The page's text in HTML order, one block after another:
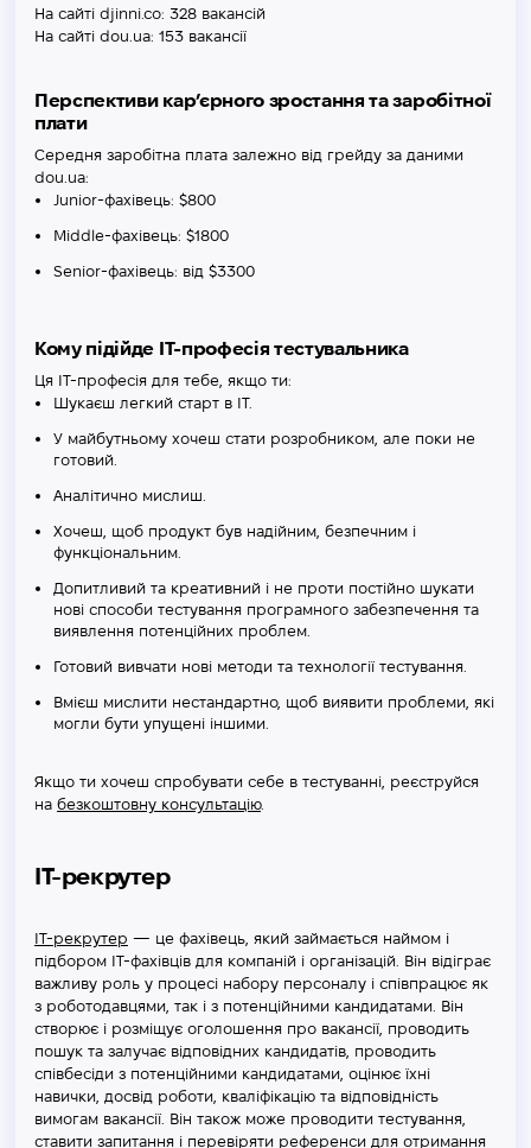
На сайті djinni.co: 328 вакансій
На сайті dou.ua: 153 вакансії
Перспективи кар’єрного зростання та заробітної
плати
Середня заробітна плата залежно від грейду за даними
dou.ua:
Junior-фахівець: $800
Middle-фахівець: $1800
Senior-фахівець: від $3300
Кому підійде IT-професія тестувальника
Ця IT-професія для тебе, якщо ти:
Шукаєш легкий старт в IT.
У майбутньому хочеш стати розробником, але поки не
готовий.
Аналітично мислиш.
Хочеш, щоб продукт був надійним, безпечним і
функціональним.
Допитливий та креативний і не проти постійно шукати
нові способи тестування програмного забезпечення та
виявлення потенційних проблем.
Готовий вивчати нові методи та технології тестування.
Вмієш мислити нестандартно, щоб виявити проблеми, які
могли бути упущені іншими.
Якщо ти хочеш спробувати себе в тестуванні, реєструйся
на безкоштовну консультацію.
IT-рекрутер
IT-рекрутер — це фахівець, який займається наймом і
підбором IT-фахівців для компаній і організацій. Він відіграє
важливу роль у процесі набору персоналу і співпрацює як
з роботодавцями, так і з потенційними кандидатами. Він
створює і розміщує оголошення про вакансії, проводить
пошук та залучає відповідних кандидатів, проводить
співбесіди з потенційними кандидатами, оцінює їхні
навички, досвід роботи, кваліфікацію та відповідність
вимогам вакансії. Він також може проводити тестування,
ставити запитання і перевіряти референси для отримання